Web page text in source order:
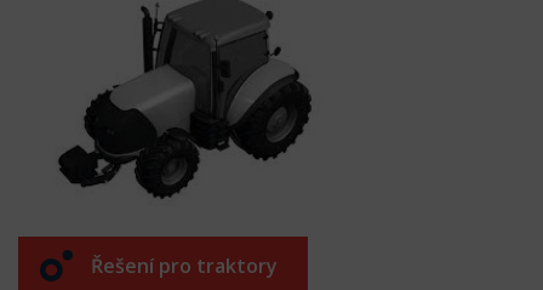
Řešení pro traktory